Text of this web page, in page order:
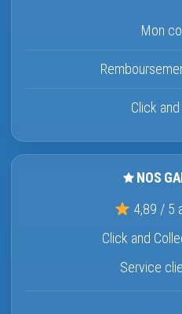
Mon
Click
NOS
4,89 / 5
Click and
Service